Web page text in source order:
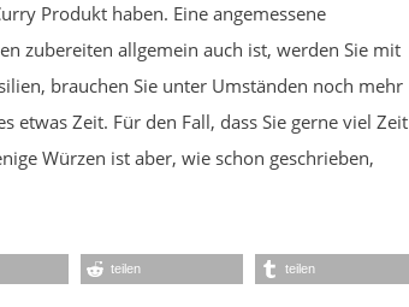
Produkt haben. Eine angemessene
zubereiten allgemein auch ist, werden Sie mit
brauchen Sie unter Umständen noch mehr
etwas Zeit. Für den Fall, dass Sie gerne viel Zeit
Würzen ist aber, wie schon geschrieben,
teilen teilen